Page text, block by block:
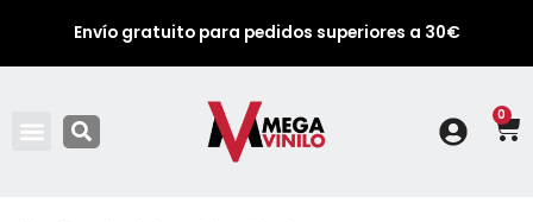
Envío gratuito para pedidos superiores a 30€
0